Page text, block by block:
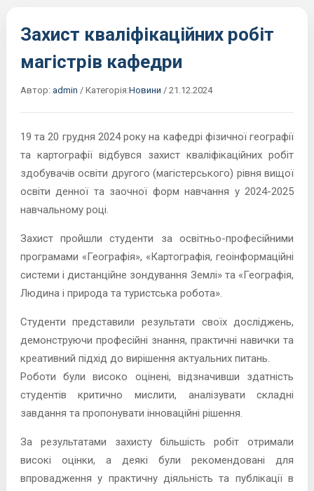
Захист кваліфікаційних робіт
магістрів кафедри
Автор: admin / Категорія:Новини / 21.12.2024
19 та 20 грудня 2024 року на кафедрі фізичної географії
та картографії відбувся захист кваліфікаційних робіт
здобувачів освіти другого (магістерського) рівня вищої
освіти денної та заочної форм навчання у 2024-2025
навчальному році.
Захист пройшли студенти за освітньо-професійними
програмами «Географія», «Картографія, геоінформаційні
системи і дистанційне зондування Землі» та «Географія,
Людина і природа та туристська робота».
Студенти представили результати своїх досліджень,
демонструючи професійні знання, практичні навички та
креативний підхід до вирішення актуальних питань.
Роботи були високо оцінені, відзначивши здатність
студентів критично мислити, аналізувати складні
завдання та пропонувати інноваційні рішення.
За результатами захисту більшість робіт отримали
високі оцінки, а деякі були рекомендовані для
впровадження у практичну діяльність та публікації в